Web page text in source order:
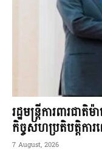
រដ្ឋមន្ត្រីការពារជា
កិច្ចសហប្រតិបត្តិការ
7 August, 2026